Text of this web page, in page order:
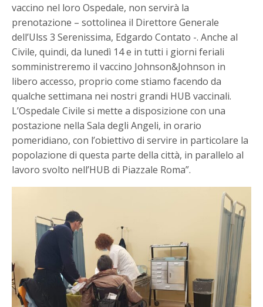
vaccino nel loro Ospedale, non servirà la
prenotazione – sottolinea il Direttore Generale
dell’Ulss 3 Serenissima, Edgardo Contato -. Anche al
Civile, quindi, da lunedì 14 e in tutti i giorni feriali
somministreremo il vaccino Johnson&Johnson in
libero accesso, proprio come stiamo facendo da
qualche settimana nei nostri grandi HUB vaccinali.
L’Ospedale Civile si mette a disposizione con una
postazione nella Sala degli Angeli, in orario
pomeridiano, con l’obiettivo di servire in particolare la
popolazione di questa parte della città, in parallelo al
lavoro svolto nell’HUB di Piazzale Roma”.